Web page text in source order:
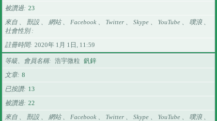
被讚過 23
來自 、 獸設 、 網站 、 Facebook 、 Twitter 、 Skype 、 YouTube 、 噗浪 、
社會性別
註冊時間
2020年 1月 1日, 11:59
等級、會員名稱 浩宇微粒 釩鋅
文章 8
已按讚
13
被讚過 22
來自 、 獸設 、 網站 、 Facebook 、 Twitter 、 Skype 、 YouTube 、 噗浪 、